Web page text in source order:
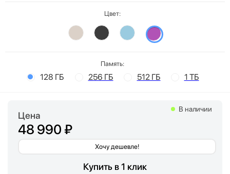
Цвет:
Память:
128 ГБ 256 ГБ 512 ГБ 1 ТБ
Цена
48 990 ₽
Хочу дешевле!
В наличии
Купить в 1 клик